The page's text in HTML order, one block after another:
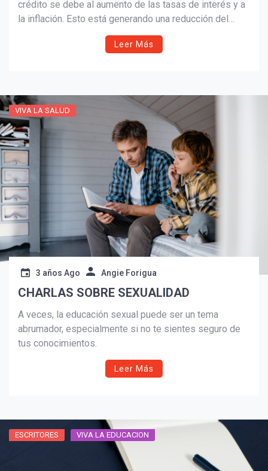
crédito se debe al aumento de las tasas de interés y a
la inflación. Esto está generando una reducción del
gasto por parte de los consumidores, lo que puede
afectar a la economía en general.
Leer Más
VIVA LA SALUD
3 años Ago Angie Forigua
CHARLAS SOBRE SEXUALIDAD
A veces, la educación sexual puede ser un tema
abrumador, especialmente si no te sientes seguro de
tus conocimientos.
Leer Más
ESCRITORES VIVA LA EDUCACION